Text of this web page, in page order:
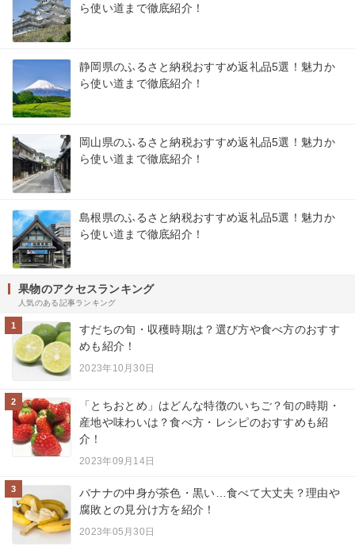
ら使い道まで徹底紹介！
静岡県のふるさと納税おすすめ返礼品5選！魅力か
ら使い道まで徹底紹介！
岡山県のふるさと納税おすすめ返礼品5選！魅力か
ら使い道まで徹底紹介！
島根県のふるさと納税おすすめ返礼品5選！魅力か
ら使い道まで徹底紹介！
果物のアクセスランキング
人気のある記事ランキング
1
すだちの旬・収穫時期は？選び方や食べ方のおすす
めも紹介！
2023年10月30日
2
「とちおとめ」はどんな特徴のいちご？旬の時期・
産地や味わいは？食べ方・レシピのおすすめも紹
介！
2023年09月14日
3
バナナの中身が茶色・黒い…食べて大丈夫？理由や
腐敗との見分け方を紹介！
2023年05月30日